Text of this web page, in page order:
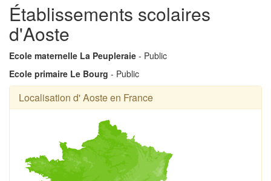
Établissements scolaires
d'Aoste
Ecole maternelle La Peupleraie - Public
Ecole primaire Le Bourg - Public
Localisation d' Aoste en France